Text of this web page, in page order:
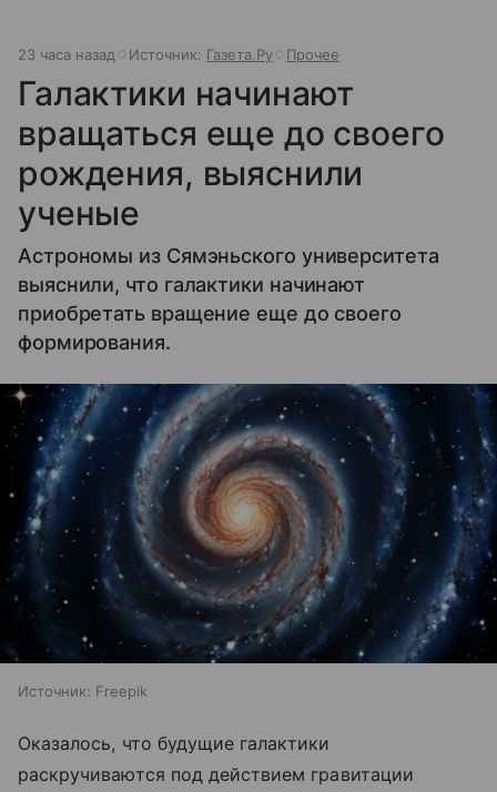
23 часа назад Источник: Газета.Ру Прочее
Галактики начинают
вращаться еще до своего
рождения, выяснили
ученые
Астрономы из Сямэньского университета
выяснили, что галактики начинают
приобретать вращение еще до своего
формирования.
Источник: Freepik
Оказалось, что будущие галактики
раскручиваются под действием гравитации